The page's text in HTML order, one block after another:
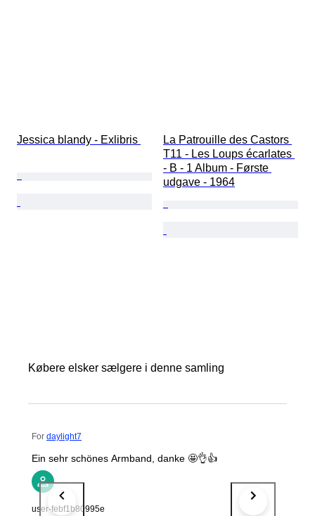
Jessica blandy - Exlibris
La Patrouille des Castors
T11 - Les Loups écarlates
- B - 1 Album - Første
udgave - 1964
Købere elsker sælgere i denne samling
For daylight7
Ein sehr schönes Armband, danke 🤩👌👍
user-febf1b80995e